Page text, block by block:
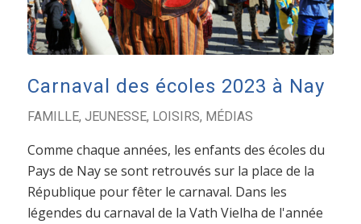
Carnaval des écoles 2023 à Nay
FAMILLE, JEUNESSE, LOISIRS, MÉDIAS
Comme chaque années, les enfants des écoles du
Pays de Nay se sont retrouvés sur la place de la
République pour fêter le carnaval. Dans les
légendes du carnaval de la Vath Vielha de l'année